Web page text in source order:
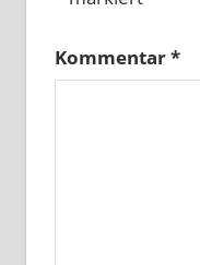
Kommentar*